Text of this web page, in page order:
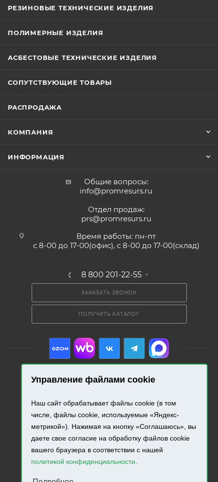
Управление файлами cookie
Наш сайт обрабатывает файлы cookie (в том
числе, файлы cookie, используемые «Яндекс-
метрикой»). Нажимая на кнопку «Соглашаюсь», вы
даете свое согласие на обработку файлов cookie
вашего браузера в соответствии с нашей
политикой конфиденциальности.
РЕЗИНОВЫЕ ТЕХНИЧЕСКИЕ ИЗДЕЛИЯ
ПОЛИМЕРНЫЕ ИЗДЕЛИЯ
АСБЕСТОВЫЕ ТЕХНИЧЕСКИЕ ИЗДЕЛИЯ
СОПУТСТВУЮЩИЕ ТОВАРЫ
РАСПРОДАЖА
КОМПАНИЯ
ИНФОРМАЦИЯ
Общие вопросы:
info@promresurs.ru
Отдел продаж:
prs@promresurs.ru
Время работы: пн-пт
с 8-00 до 17-00(офис), с 8-00 до 17-00(склад)
8 800 201-22-55
ЗАКАЗАТЬ ЗВОНОК
ПОЛУЧИТЬ КАТАЛОГ
Разработка и продвижение сайта.